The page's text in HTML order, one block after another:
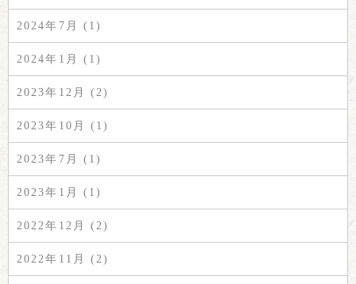
2024年7月 (1)
2024年1月 (1)
2023年12月 (2)
2023年10月 (1)
2023年7月 (1)
2023年1月 (1)
2022年12月 (2)
2022年11月 (2)